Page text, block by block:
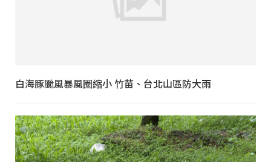
白海豚颱風暴風圈縮小 竹苗、台北山區防大雨